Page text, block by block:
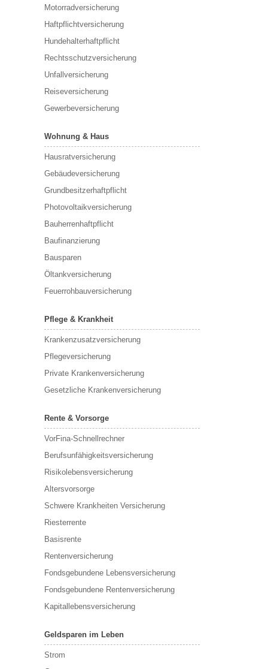
Motorradversicherung
Haftpflichtversicherung
Hundehalterhaftpflicht
Rechtsschutzversicherung
Unfallversicherung
Reiseversicherung
Gewerbeversicherung
Wohnung & Haus
Hausratversicherung
Gebäudeversicherung
Grundbesitzerhaftpflicht
Photovoltaikversicherung
Bauherrenhaftpflicht
Baufinanzierung
Bausparen
Öltankversicherung
Feuerrohbauversicherung
Pflege & Krankheit
Krankenzusatzversicherung
Pflegeversicherung
Private Krankenversicherung
Gesetzliche Krankenversicherung
Rente & Vorsorge
VorFina-Schnellrechner
Berufs­unfähigkeitsversicherung
Risikolebensversicherung
Altersvorsorge
Schwere Krankheiten Versicherung
Riesterrente
Basisrente
Rentenversicherung
Fondsgebundene Lebensversicherung
Fondsgebundene Rentenversicherung
Kapitallebensversicherung
Geldsparen im Leben
Strom